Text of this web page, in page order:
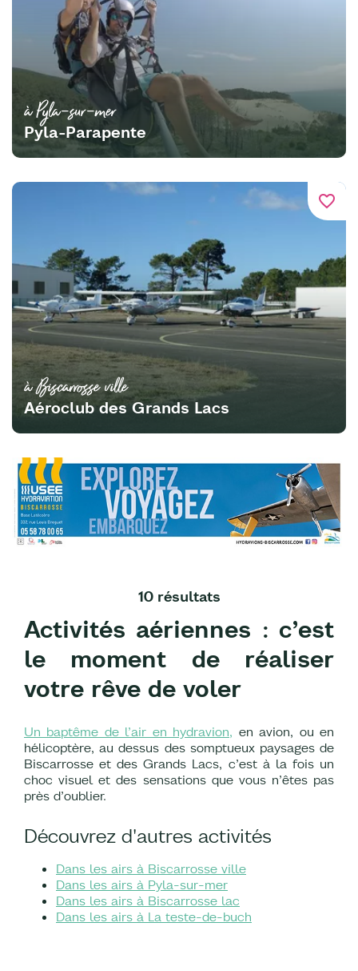
à Pyla-sur-mer
Pyla-Parapente
favorite_border
à Biscarrosse ville
Aéroclub des Grands Lacs
10 résultats
Activités aériennes : c’est
le moment de réaliser
votre rêve de voler
Un baptême de l’air en hydravion, en avion, ou en
hélicoptère, au dessus des somptueux paysages de
Biscarrosse et des Grands Lacs, c’est à la fois un
choc visuel et des sensations que vous n’êtes pas
près d’oublier.
Découvrez d'autres activités
Dans les airs à Biscarrosse ville
Dans les airs à Pyla-sur-mer
Dans les airs à Biscarrosse lac
Dans les airs à La teste-de-buch